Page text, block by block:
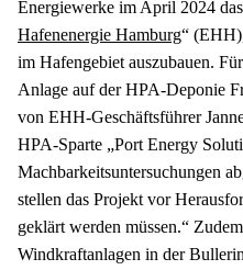
Energiewerke im April 2024
Hafenenergie Hamburg“
im Hafengebiet auszubauen.
Anlage auf der HPA-Deponie
von EHH-Geschäftsführer
HPA-Sparte „Port Energy
Machbarkeitsuntersuchungen
stellen das Projekt vor
geklärt werden müssen.“
Windkraftanlagen in der